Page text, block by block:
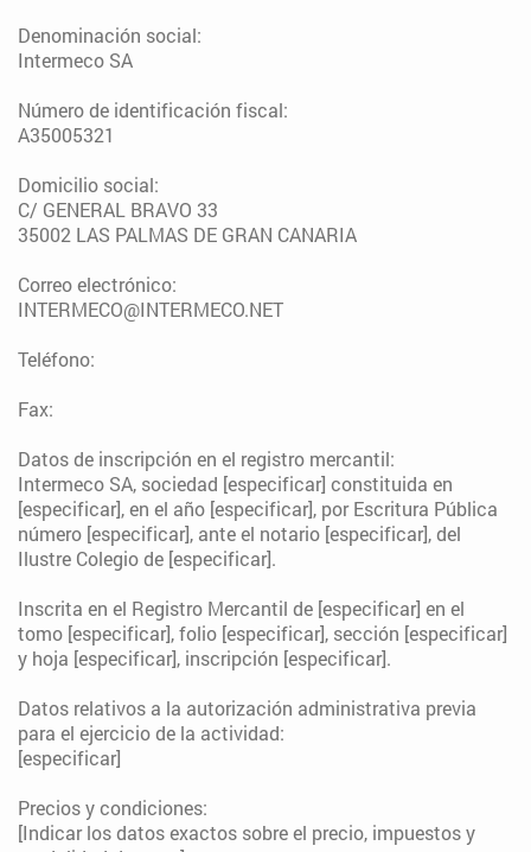
Denominación social:
Intermeco SA
Número de identificación fiscal:
A35005321
Domicilio social:
C/ GENERAL BRAVO 33
35002 LAS PALMAS DE GRAN CANARIA
Correo electrónico:
INTERMECO@INTERMECO.NET
Teléfono:
Fax:
Datos de inscripción en el registro mercantil:
Intermeco SA, sociedad [especificar] constituida en
[especificar], en el año [especificar], por Escritura Pública
número [especificar], ante el notario [especificar], del
Ilustre Colegio de [especificar].
Inscrita en el Registro Mercantil de [especificar] en el
tomo [especificar], folio [especificar], sección [especificar]
y hoja [especificar], inscripción [especificar].
Datos relativos a la autorización administrativa previa
para el ejercicio de la actividad:
[especificar]
Precios y condiciones:
[Indicar los datos exactos sobre el precio, impuestos y